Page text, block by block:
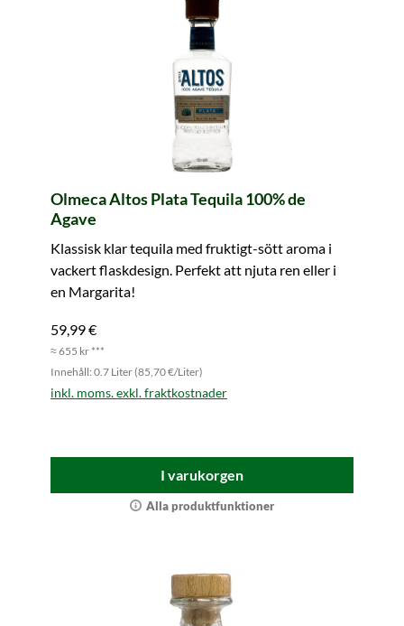
Olmeca Altos Plata Tequila 100% de
Agave
Klassisk klar tequila med fruktigt-sött aroma i
vackert flaskdesign. Perfekt att njuta ren eller i
en Margarita!
59,99 €
≈ 655 kr ***
Innehåll: 0.7 Liter (85,70 €/Liter)
inkl. moms. exkl. fraktkostnader
I varukorgen
Alla produktfunktioner